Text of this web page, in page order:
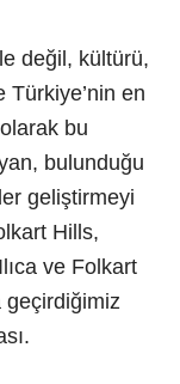
değil, kültürü,
en
bu
bulunduğu
geliştirmeyi
Hills,
ve Folkart
geçirdiğimiz